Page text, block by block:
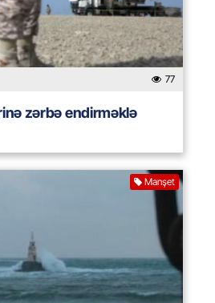
77
zərbə endirməklə
Manşet